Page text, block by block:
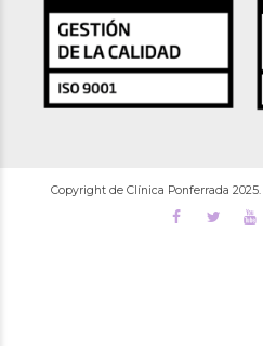
Copyright de Clínica Ponferrada